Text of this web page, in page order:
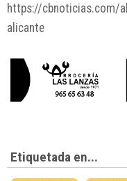
https://cbnoticias.com/
alicante
Etiquetada en...